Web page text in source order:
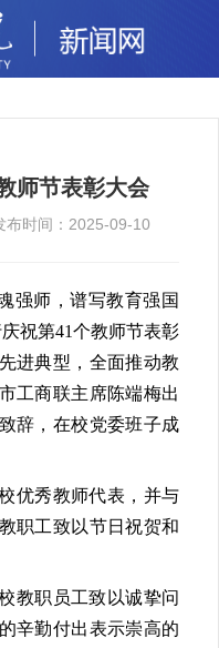
师节表彰大会
布时间：2025-09-10
强师，谱写教育强国
祝第41个教师节表彰
进典型，全面推动教
工商联主席陈端梅出
辞，在校党委班子成
优秀教师代表，并与
职工致以节日祝贺和
教职员工致以诚挚问
辛勤付出表示崇高的